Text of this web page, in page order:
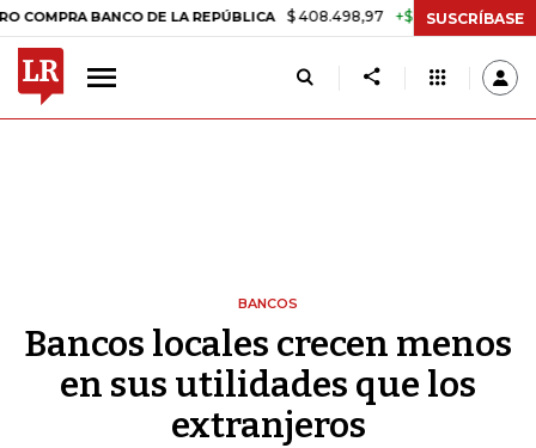
BANCO DE LA REPÚBLICA $ 408.498,97 +$ 8.753,81 +2,19%
SUSCRÍBASE
BANCOS
Bancos locales crecen menos
en sus utilidades que los
extranjeros